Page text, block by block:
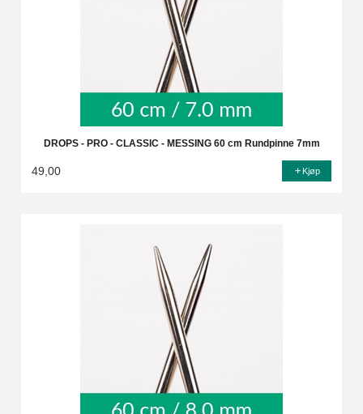
DROPS - PRO - CLASSIC - MESSING 60 cm Rundpinne 7mm
49,00 Kjøp